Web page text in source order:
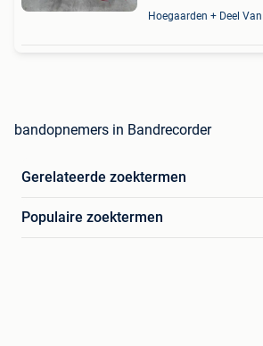
bandopnemers in Bandrecorder
Gerelateerde zoektermen
Populaire zoektermen